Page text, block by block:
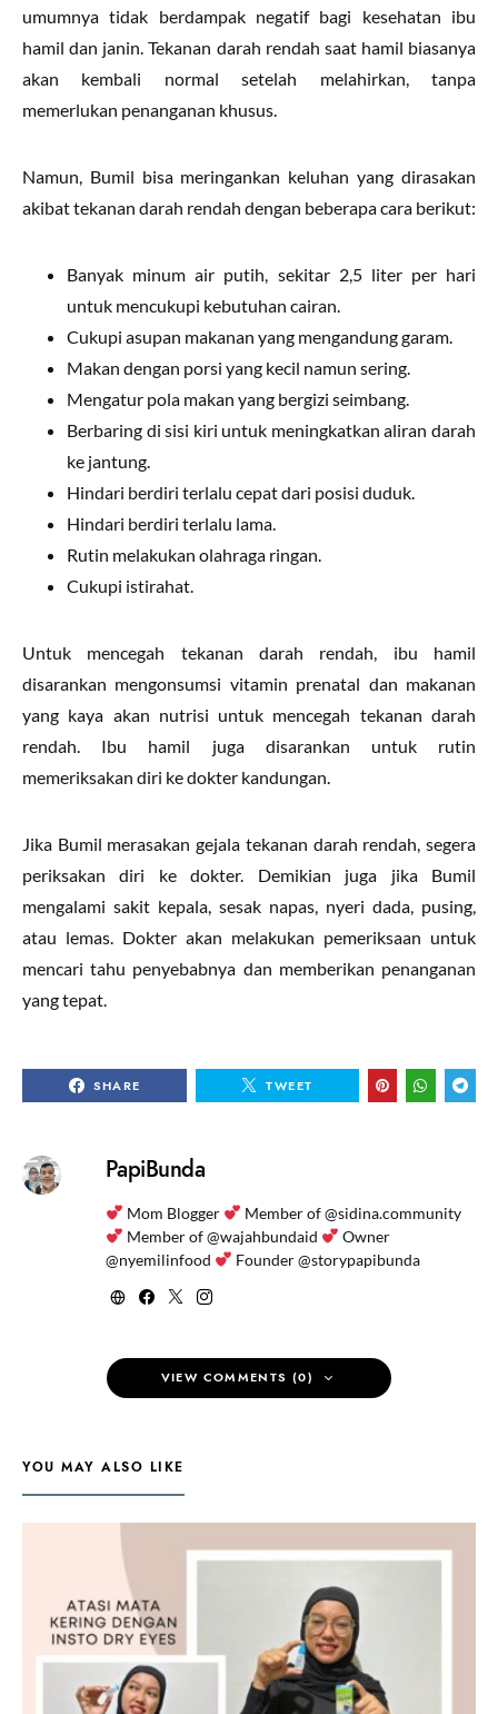
umumnya tidak berdampak negatif bagi kesehatan ibu
hamil dan janin. Tekanan darah rendah saat hamil biasanya
akan kembali normal setelah melahirkan, tanpa
memerlukan penanganan khusus.
Namun, Bumil bisa meringankan keluhan yang dirasakan
akibat tekanan darah rendah dengan beberapa cara berikut:
Banyak minum air putih, sekitar 2,5 liter per hari
untuk mencukupi kebutuhan cairan.
Cukupi asupan makanan yang mengandung garam.
Makan dengan porsi yang kecil namun sering.
Mengatur pola makan yang bergizi seimbang.
Berbaring di sisi kiri untuk meningkatkan aliran darah
ke jantung.
Hindari berdiri terlalu cepat dari posisi duduk.
Hindari berdiri terlalu lama.
Rutin melakukan olahraga ringan.
Cukupi istirahat.
Untuk mencegah tekanan darah rendah, ibu hamil
disarankan mengonsumsi vitamin prenatal dan makanan
yang kaya akan nutrisi untuk mencegah tekanan darah
rendah. Ibu hamil juga disarankan untuk rutin
memeriksakan diri ke dokter kandungan.
Jika Bumil merasakan gejala tekanan darah rendah, segera
periksakan diri ke dokter. Demikian juga jika Bumil
mengalami sakit kepala, sesak napas, nyeri dada, pusing,
atau lemas. Dokter akan melakukan pemeriksaan untuk
mencari tahu penyebabnya dan memberikan penanganan
yang tepat.
SHARE TWEET
PapiBunda
Mom Blogger
Member of @sidina.community
Member of @wajahbundaid
Owner
@nyemilinfood
Founder @storypapibunda
VIEW COMMENTS (0)
YOU MAY ALSO LIKE